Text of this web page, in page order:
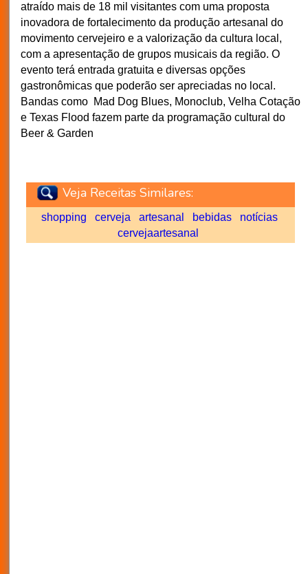
atraído mais de 18 mil visitantes com uma proposta
inovadora de fortalecimento da produção artesanal do
movimento cervejeiro e a valorização da cultura local,
com a apresentação de grupos musicais da região. O
evento terá entrada gratuita e diversas opções
gastronômicas que poderão ser apreciadas no local.
Bandas como Mad Dog Blues, Monoclub, Velha Cotação
e Texas Flood fazem parte da programação cultural do
Beer & Garden
Veja Receitas Similares:
shopping cerveja artesanal bebidas
notícias
cervejaartesanal